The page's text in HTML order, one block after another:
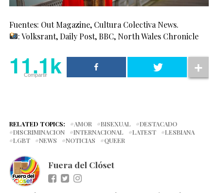
Fuentes: Out Magazine, Cultura Colectiva News.
: Volksrant, Daily Post, BBC, North Wales Chronicle
11.1k
Compartir
RELATED TOPICS: AMOR BISEXUAL
DESTACADO
DISCRIMINACION
INTERNACIONAL LATEST
LESBIANA
LGBT
NEWS NOTICIAS QUEER
Fuera del Clóset